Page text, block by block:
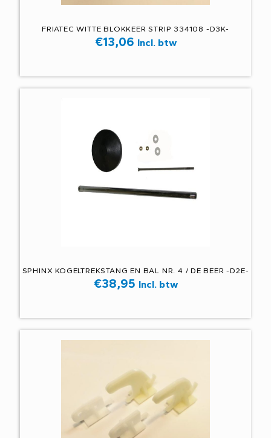
FRIATEC WITTE BLOKKEER STRIP 334108 -D3K-
€13,06 Incl. btw
SPHINX KOGELTREKSTANG EN BAL NR. 4 / DE BEER -D2E-
€38,95 Incl. btw